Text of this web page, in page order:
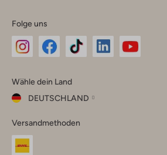
Folge uns
Instagram
Facebook
TikTok
Wähle dein Land
DEUTSCHLAND
dein
Land
Versandmethoden